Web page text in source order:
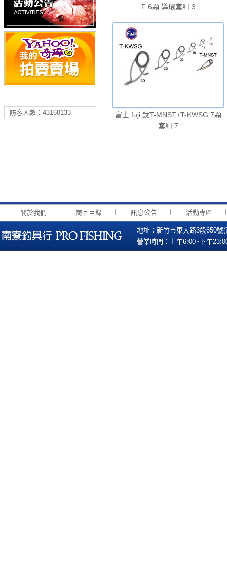
訪客人數：43168133
F 6顆 導環套組 3
富士 fuji 鈦T-MNST+T-KWSG 7顆
套組 7
關於我們 商品目錄 訊息公告 活動專區
地址：新竹市東大路3段650
營業時間：上午6:00~下午